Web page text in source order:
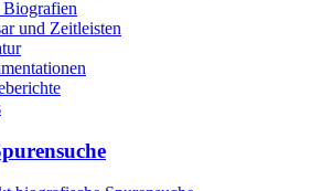
Biografien
und Zeitleisten